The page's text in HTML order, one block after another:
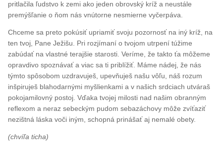
pritlačila ľudstvo k zemi ako jeden obrovský kríž a neustále
premýšľanie o ňom nás vnútorne nesmierne vyčerpáva.
Chceme sa preto pokúsiť upriamiť svoju pozornosť na iný kríž, na
ten tvoj, Pane Ježišu. Pri rozjímaní o tvojom utrpení túžime
zabúdať na vlastné terajšie starosti. Veríme, že takto ťa môžeme
opravdivo spoznávať a viac sa ti priblížiť. Máme nádej, že nás
týmto spôsobom uzdravuješ, upevňuješ našu vôľu, náš rozum
inšpiruješ blahodarnými myšlienkami a v našich srdciach utváraš
pokojamilovný postoj. Vďaka tvojej milosti nad našim obranným
reflexom a neraz sebeckým pudom sebazáchovy môže zvíťaziť
nezištná láska voči iným, schopná prinášať aj nemalé obety.
(chvíľa ticha)